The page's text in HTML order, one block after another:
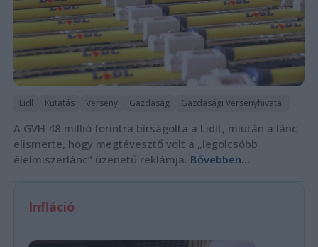
Lidl Kutatás Verseny Gazdaság Gazdasági Versenyhivatal
A GVH 48 millió forintra bírságolta a Lidlt, miután a lánc
elismerte, hogy megtévesztő volt a „legolcsóbb
élelmiszerlánc” üzenetű reklámja. Bővebben...
Infláció